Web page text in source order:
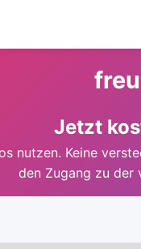
Jetzt
nutzen. Keine
den Zugang zu der